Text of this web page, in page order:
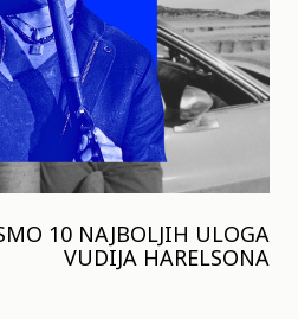
10 NAJBOLJIH ULOGA
VUDIJA HARELSONA